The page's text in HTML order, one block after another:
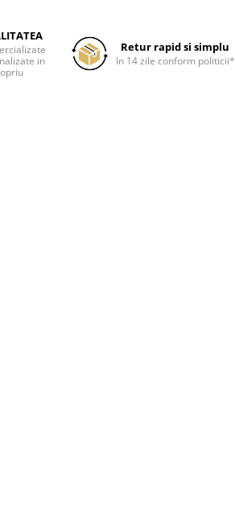
in
Retur rapid si simplu
In 14 zile conform politicii*